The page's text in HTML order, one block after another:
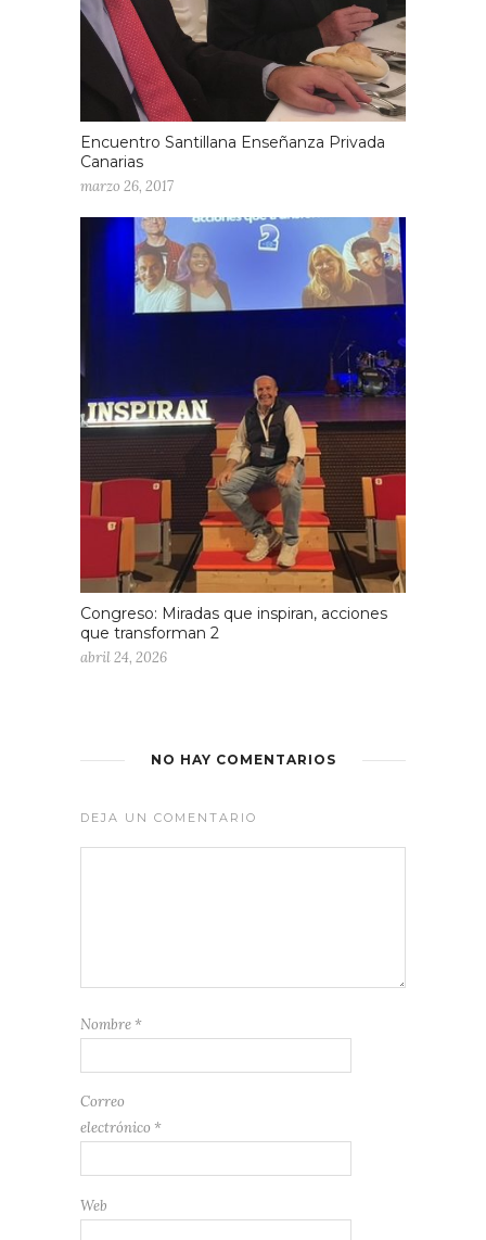
Encuentro Santillana Enseñanza Privada
Canarias
marzo 26, 2017
Congreso: Miradas que inspiran, acciones
que transforman 2
abril 24, 2026
NO HAY COMENTARIOS
DEJA UN COMENTARIO
Nombre *
Correo
electrónico *
Web